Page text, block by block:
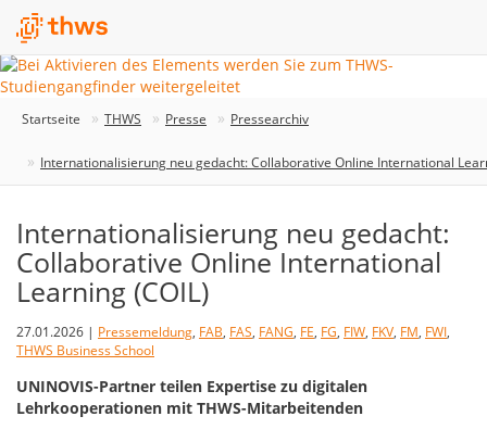
Startseite THWS Presse Pressearchiv
Internationalisierung neu gedacht: Collaborative Online International
Internationalisierung neu gedacht:
Collaborative Online International
Learning (COIL)
27.01.2026 | Pressemeldung, FAB, FAS, FANG, FE, FG, FIW, FKV, FM, FWI,
THWS Business School
UNINOVIS-Partner teilen Expertise zu digitalen
Lehrkooperationen mit THWS-Mitarbeitenden